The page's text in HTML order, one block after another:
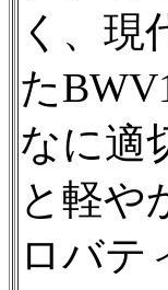
く、現
た
なに適
と軽や
ロバテ